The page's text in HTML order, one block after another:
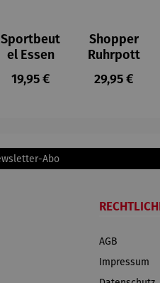
Sportbeut
el Essen
Regulärer Preis:
19,95 €
Shopper
Ruhrpott
Regulärer
29,95 €
Abo
AGB
Impressum